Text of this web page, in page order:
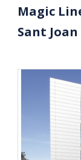
Magic
Sant